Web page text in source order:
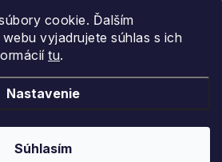
cookie. Ďalším
vyjadrujete súhlas s ich
tu.
Nastavenie
Súhlasím
ochrany osobných údajov
Lyžiarok v Nitre
Belda.sk . Všetky práva vyhradené.